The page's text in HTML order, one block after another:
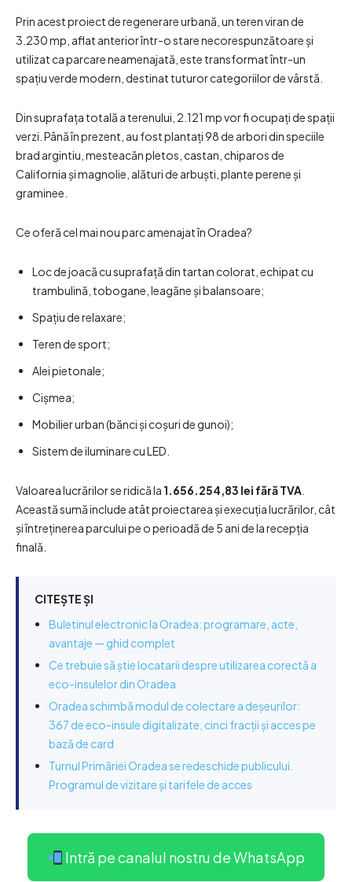
Prin acest proiect de regenerare urbană, un teren viran de
3.230 mp, aflat anterior într-o stare necorespunzătoare și
utilizat ca parcare neamenajată, este transformat într-un
spațiu verde modern, destinat tuturor categoriilor de vârstă.
Din suprafața totală a terenului, 2.121 mp vor fi ocupați de spații
verzi. Până în prezent, au fost plantați 98 de arbori din speciile
brad argintiu, mesteacăn pletos, castan, chiparos de
California și magnolie, alături de arbuști, plante perene și
graminee.
Ce oferă cel mai nou parc amenajat în Oradea?
Loc de joacă cu suprafață din tartan colorat, echipat cu
trambulină, tobogane, leagăne și balansoare;
Spațiu de relaxare;
Teren de sport;
Alei pietonale;
Cișmea;
Mobilier urban (bănci și coșuri de gunoi);
Sistem de iluminare cu LED.
Valoarea lucrărilor se ridică la 1.656.254,83 lei fără TVA
Această sumă include atât proiectarea și execuția lucrărilor, cât
și întreținerea parcului pe o perioadă de 5 ani de la recepția
finală.
CITEȘTE ȘI
Buletinul electronic la Oradea: programare, acte,
avantaje — ghid complet
Ce trebuie să știe locatarii despre utilizarea corectă a
eco-insulelor din Oradea
Oradea schimbă modul de colectare a deșeurilor:
367 de eco-insule digitalizate, cinci fracții și acces pe
bază de card
Turnul Primăriei Oradea se redeschide publicului.
Programul de vizitare și tarifele de acces
Intră pe canalul nostru de WhatsApp